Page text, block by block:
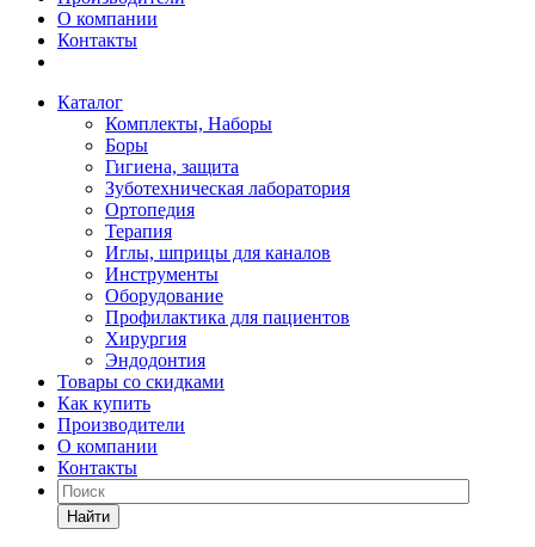
О компании
Контакты
Каталог
Комплекты, Наборы
Боры
Гигиена, защита
Зуботехническая лаборатория
Ортопедия
Терапия
Иглы, шприцы для каналов
Инструменты
Оборудование
Профилактика для пациентов
Хирургия
Эндодонтия
Товары со скидками
Как купить
Производители
О компании
Контакты
Найти